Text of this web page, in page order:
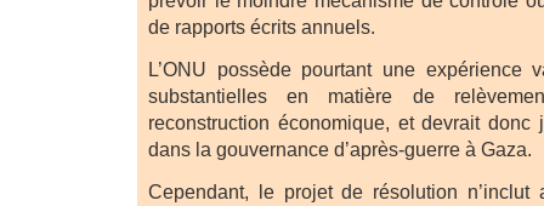
de rapports écrits annuels.
L’ONU possède pourtant une expérience
substantielles en matière de
reconstruction économique, et devrait
dans la gouvernance d’après-guerre à Gaza.
Cependant, le projet de résolution n’inclut